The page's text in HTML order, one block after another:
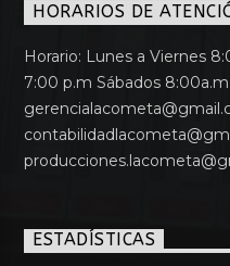
HORARIOS DE
Horario: Lunes a Viernes
7:00 p.m Sábados
ESTADÍSTICAS